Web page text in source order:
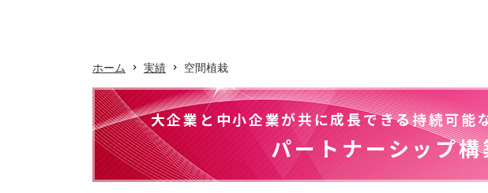
ホーム 実績 空間植栽
大企業と中小企業が共に成長できる持続可能
パートナーシップ